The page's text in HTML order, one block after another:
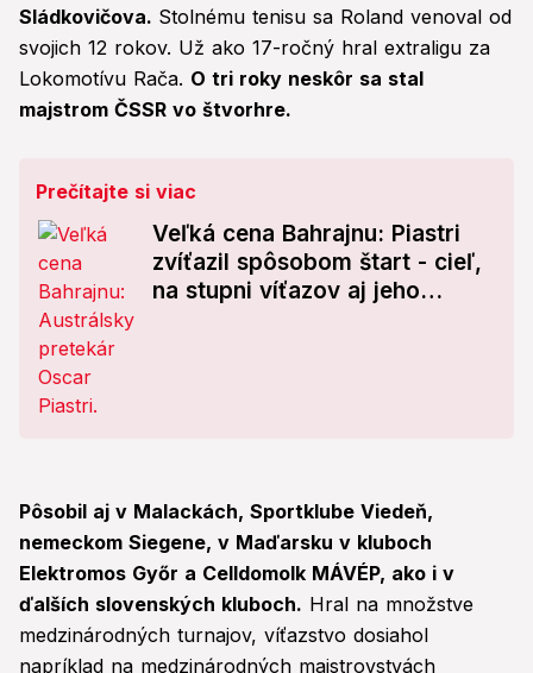
Sládkovičova. Stolnému tenisu sa Roland venoval od
svojich 12 rokov. Už ako 17-ročný hral extraligu za
Lokomotívu Rača. O tri roky neskôr sa stal
majstrom ČSSR vo štvorhre.
Prečítajte si viac
Veľká cena Bahrajnu: Piastri
zvíťazil spôsobom štart - cieľ,
na stupni víťazov aj jeho
Pôsobil aj v Malackách, Sportklube Viedeň,
nemeckom Siegene, v Maďarsku v kluboch
Elektromos Győr a Celldomolk MÁVÉP, ako i v
ďalších slovenských kluboch. Hral na množstve
medzinárodných turnajov, víťazstvo dosiahol
napríklad na medzinárodných majstrovstvách